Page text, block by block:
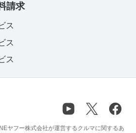
請求
ス
ス
ス
ヤフー株式会社が運営するクルマに関するあ